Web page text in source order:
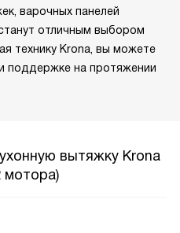
варочных панелей
отличным выбором
технику Krona, вы можете
поддержке на протяжении
вытяжку Krona
мотора)